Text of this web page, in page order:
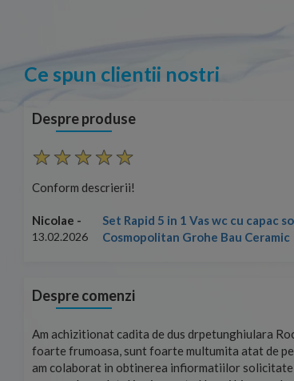
Ce spun clientii nostri
Despre produse
Conform descrierii!
Nicolae -
13.02.2026
Set Rapid 5 in 1 Vas wc cu capac
Cosmopolitan Grohe Bau Ceramic
Despre comenzi
Am achizitionat cadita de dus drpetunghiulara
foarte frumoasa, sunt foarte multumita atat de
am colaborat in obtinerea infiormatiilor solicitate